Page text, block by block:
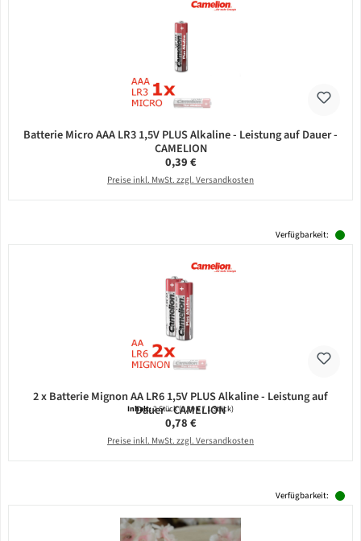
Batterie Micro AAA LR3 1,5V PLUS Alkaline - Leistung auf Dauer -
CAMELION
Regulärer Preis:
0,39 €
Preise inkl. MwSt. zzgl. Versandkosten
Verfügbarkeit:
2 x Batterie Mignon AA LR6 1,5V PLUS Alkaline - Leistung auf
Dauer - CAMELION
Inhalt:2 Stück(0,39 € / 1 Stück)
Regulärer Preis:
0,78 €
Preise inkl. MwSt. zzgl. Versandkosten
Verfügbarkeit: